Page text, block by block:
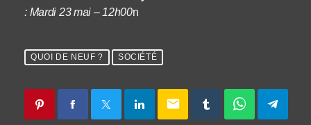
: Mardi 23 mai – 12h00n
QUOI DE NEUF ? SOCIÉTÉ
email